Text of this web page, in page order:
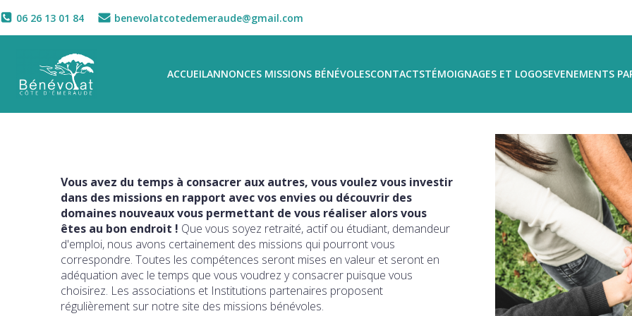
06 26 13 01 84 benevolatcotedemeraude@gmail.com
ACCUEILANNONCES MISSIONS BÉNÉVOLESCONTACTSTÉMOIGNAGES ET LOGOSEVENEMENTS
Vous avez du temps à consacrer aux autres, vous voulez vous investir
dans des missions en rapport avec vos envies ou découvrir des
domaines nouveaux vous permettant de vous réaliser alors vous
êtes au bon endroit ! Que vous soyez retraité, actif ou étudiant, demandeur
d'emploi, nous avons certainement des missions qui pourront vous
correspondre. Toutes les compétences seront mises en valeur et seront en
adéquation avec le temps que vous voudrez y consacrer puisque vous
choisirez. Les associations et Institutions partenaires proposent
régulièrement sur notre site des missions bénévoles.